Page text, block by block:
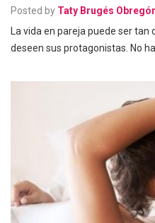
Posted by Taty Brugés
La vida en pareja puede ser
deseen sus protagonistas. No